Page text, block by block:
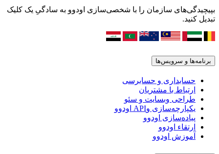
بپیچیدگی‌های سازمان را با شخصی‌سازی اودوو به سادگیِ یک کلیک
تبدیل کنید.
برنامه‌ها و سرویس‌ها
حسابداری و حسابرسی
ارتباط با مشتریان
طراحی وبسایت و سئو
یکپارچه‌سازی وAPI اودوو
پیاده‌سازی اودوو
ارتقاء اودوو
آموزش اودوو